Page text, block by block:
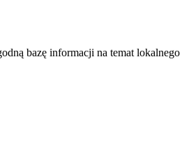
bazę informacji na temat